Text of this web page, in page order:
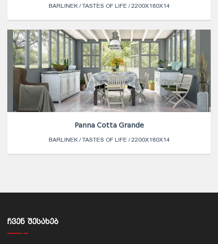
BARLINEK / TASTES OF LIFE / 2200X180X14
Panna Cotta Grande
BARLINEK / TASTES OF LIFE / 2200X180X14
ᲩᲕᲔᲜ ᲨᲔᲡᲐᲮᲔᲑ